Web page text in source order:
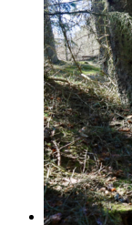
The Nest –